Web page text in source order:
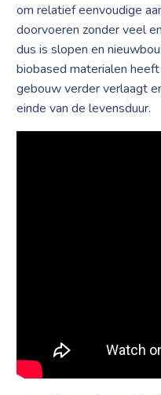
om relatief eenvoudige
doorvoeren zonder veel
dus is slopen en
biobased materialen
gebouw verder verlaagt
einde van de levensduur.